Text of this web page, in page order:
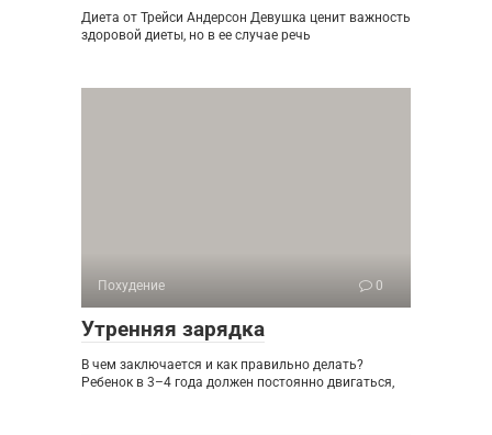
Диета от Трейси Андерсон Девушка ценит важность
здоровой диеты, но в ее случае речь
Похудение 0
Утренняя зарядка
В чем заключается и как правильно делать?
Ребенок в 3–4 года должен постоянно двигаться,